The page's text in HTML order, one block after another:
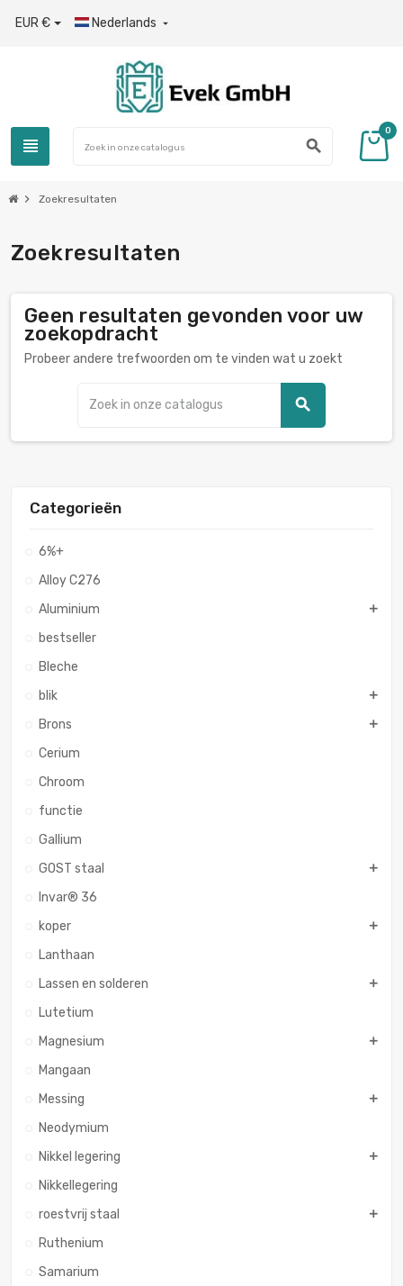
EUR € Nederlands 
view_headline search
0
chevron_right Zoekresultaten
Categorieën
6%+
Alloy C276
Aluminium
bestseller
Bleche
blik
Brons
Cerium
Chroom
functie
Gallium
GOST staal
Invar® 36
koper
Lanthaan
Lassen en solderen
Lutetium
Magnesium
Mangaan
Messing
Neodymium
Nikkel legering
Nikkellegering
roestvrij staal
Ruthenium
Samarium
Zoekresultaten
Geen resultaten gevonden voor uw
zoekopdracht
Probeer andere trefwoorden om te vinden wat u zoekt
search